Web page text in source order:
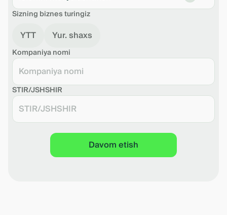
Sizning biznes turingiz
YTT Yur. shaxs
Kompaniya nomi
STIR/JSHSHIR
Davom etish